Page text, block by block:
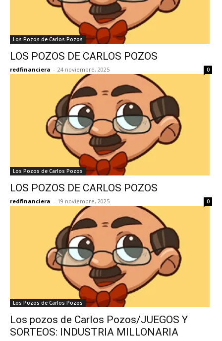
Los Pozos de Carlos Pozos
LOS POZOS DE CARLOS POZOS
redfinanciera - 24 noviembre, 2025 0
Los Pozos de Carlos Pozos
LOS POZOS DE CARLOS POZOS
redfinanciera - 19 noviembre, 2025 0
Los Pozos de Carlos Pozos
Los pozos de Carlos Pozos/JUEGOS Y
SORTEOS: INDUSTRIA MILLONARIA